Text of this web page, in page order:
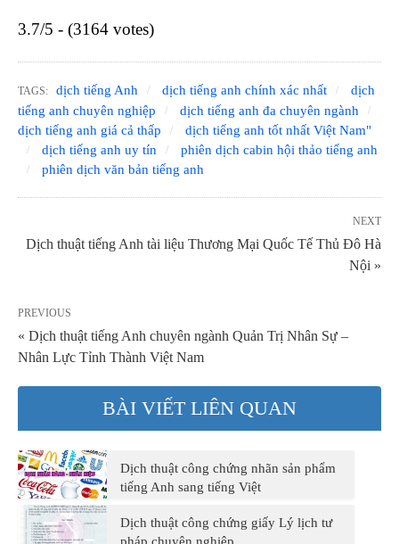
3.7/5 - (3164 votes)
TAGS: dịch tiếng Anh dịch tiếng anh chính xác nhất
dịch
tiếng anh chuyên nghiệp
dịch tiếng anh đa chuyên ngành
dịch tiếng anh giá cả thấp
dịch tiếng anh tốt nhất Việt Nam"
dịch tiếng anh uy tín
phiên dịch cabin hội thảo tiếng anh
phiên dịch văn bản tiếng anh
NEXT
Dịch thuật tiếng Anh tài liệu Thương Mại Quốc Tế Thủ Đô Hà
Nội »
PREVIOUS
« Dịch thuật tiếng Anh chuyên ngành Quản Trị Nhân Sự –
Nhân Lực Tỉnh Thành Việt Nam
BÀI VIẾT LIÊN QUAN
Dịch thuật công chứng nhãn sản phẩm
tiếng Anh sang tiếng Việt
Dịch thuật công chứng giấy Lý lịch tư